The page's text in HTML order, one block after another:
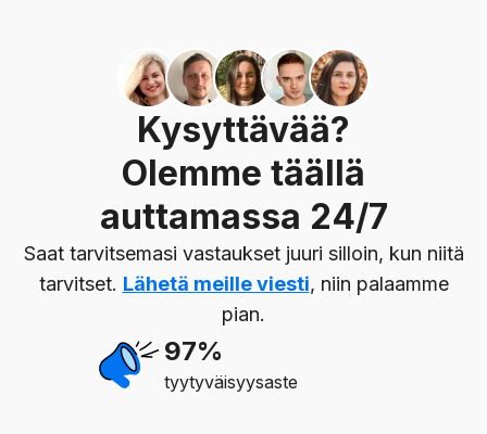
Kysyttävää?
Olemme täällä
auttamassa 24/7
Saat tarvitsemasi vastaukset juuri silloin, kun niitä
tarvitset. Lähetä meille viesti, niin palaamme
pian.
97%
tyytyväisyysaste